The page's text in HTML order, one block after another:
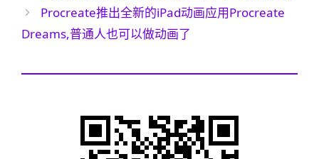
Procreate推出全新的iPad动画应用Procreate
Dreams,普通人也可以做动画了